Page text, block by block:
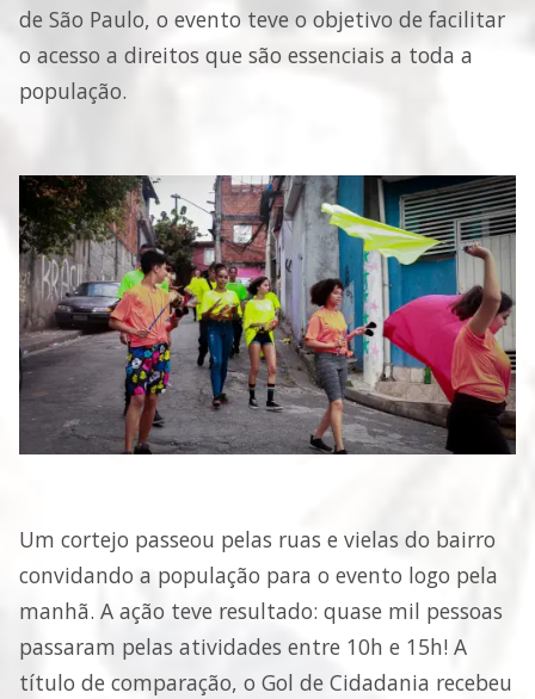
de São Paulo, o evento teve o objetivo de facilitar
o acesso a direitos que são essenciais a toda a
população.
Um cortejo passeou pelas ruas e vielas do bairro
convidando a população para o evento logo pela
manhã. A ação teve resultado: quase mil pessoas
passaram pelas atividades entre 10h e 15h! A
título de comparação, o Gol de Cidadania recebeu